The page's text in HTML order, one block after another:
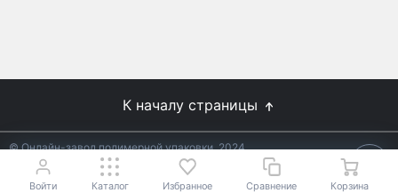
К началу страницы
© Онлайн-завод полимерной упаковки, 2024
Не является публичной офертой.Условия уточняйте у
менеджеров.
Войти Каталог Избранное Сравнение Корзина